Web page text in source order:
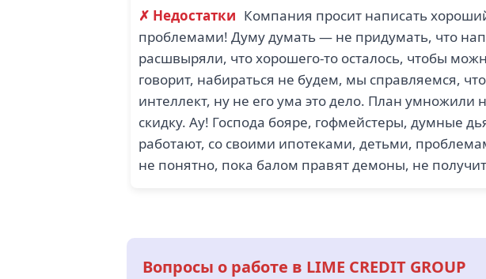
✗ Недостатки Компания просит написать
проблемами! Думу думать — не придумать, что
расшвыряли, что хорошего-то осталось, чтобы
говорит, набираться не будем, мы справляемся,
интеллект, ну не его ума это дело. План умножили
скидку. Ау! Господа бояре, гофмейстеры, думные
работают, со своими ипотеками, детьми,
не понятно, пока балом правят демоны, не
Вопросы о работе в LIME CREDIT GROUP